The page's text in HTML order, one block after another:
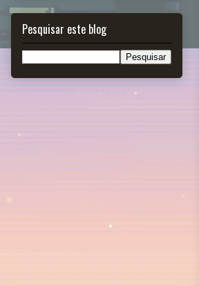
Pesquisar este blog